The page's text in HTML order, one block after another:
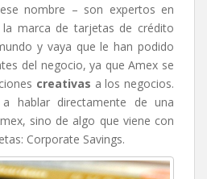
nombre – son expertos en
marca de tarjetas de crédito
y vaya que le han podido
del negocio, ya que Amex se
creativas a los negocios.
hablar directamente de una
sino de algo que viene con
Corporate Savings.